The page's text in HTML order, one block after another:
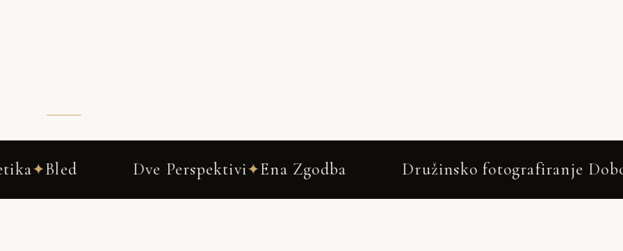
Dve Perspektivi ✦Ena Zgodba Družinsko fotografiranje Dobova – brez